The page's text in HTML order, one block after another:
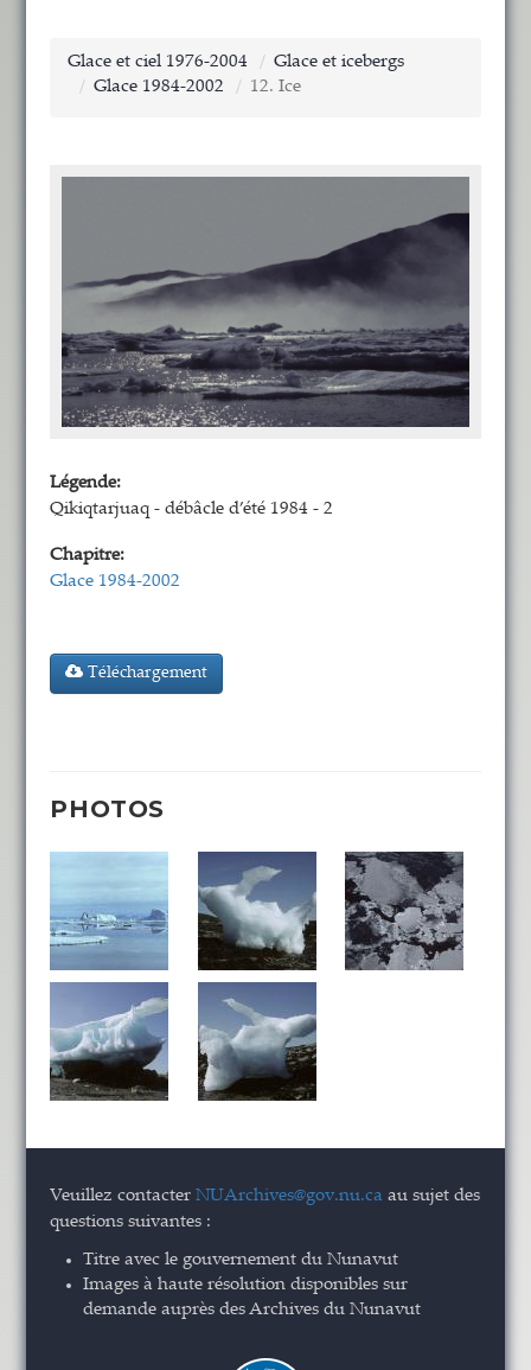
Glace et ciel 1976-2004
Glace et icebergs
Glace 1984-2002
12. Ice
Légende:
Qikiqtarjuaq - débâcle d’été 1984 - 2
Chapitre:
Glace 1984-2002
Téléchargement
PHOTOS
Veuillez contacterNUArchives@gov.nu.ca au sujet des
questions suivantes :
Titre avec le gouvernement du Nunavut
Images à haute résolution disponibles sur
demande auprès des Archives du Nunavut